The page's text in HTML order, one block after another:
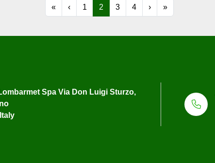
« ‹ 1 2 3 4 › »
Spa Via Don Luigi Sturzo,